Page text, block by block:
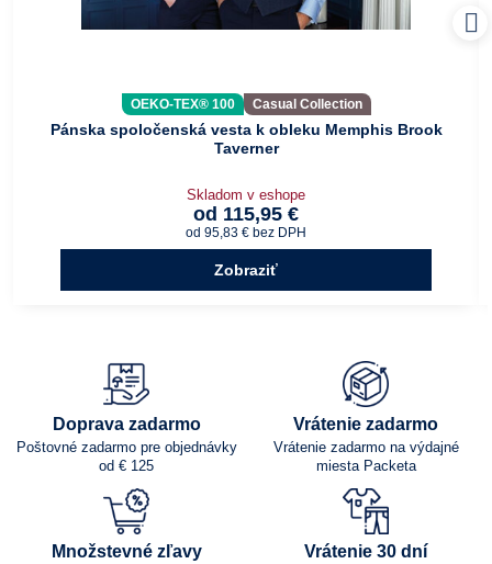
OEKO-TEX® 100 Casual Collection
Pánska spoločenská vesta k obleku Memphis Brook
Taverner
Skladom v eshope
od 115,95 €
od 95,83 € bez DPH
Zobraziť
Doprava zadarmo
Poštovné zadarmo pre objednávky
od € 125
Vrátenie zadarmo
Vrátenie zadarmo na výdajné
miesta Packeta
Množstevné zľavy Vrátenie 30 dní